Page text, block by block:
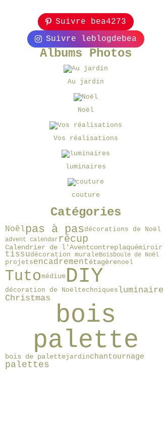
Suivre bea4273
Suivre leblogdebea
Albums Photos
Au jardin
Noël
Vos réalisations
luminaires
couture
Catégories
Noëlpas à pasdécorations de Noël
advent calendar récup
Calendrier de l'Aventcontreplaquémiroir
tissudécoration muraleBois boule de Noël
projetsencadrementétagèrenoel
Tutomédium DIY
décoration de Noëltechniques luminaire
Christmas
bois
palette
bois de palettejardinchantournage
palettes